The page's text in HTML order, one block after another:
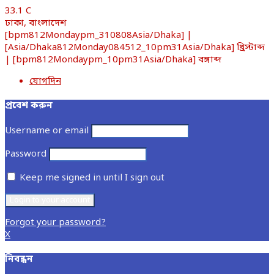
33.1 C
ঢাকা, বাংলাদেশ
[bpm812Mondaypm_310808Asia/Dhaka] |
[Asia/Dhaka812Monday084512_10pm31Asia/Dhaka] খ্রিস্টাব্দ
| [bpm812Mondaypm_10pm31Asia/Dhaka] বঙ্গাব্দ
যোগদিন
প্রবেশ করুন
Username or email
Password
Keep me signed in until I sign out
Forgot your password?
X
নিবন্ধন